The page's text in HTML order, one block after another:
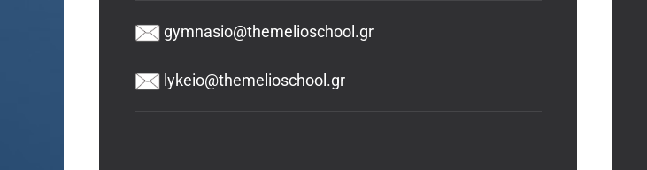
gymnasio@themelioschool.gr
lykeio@themelioschool.gr